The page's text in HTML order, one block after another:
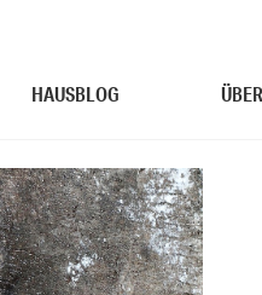
HAUSBLOG